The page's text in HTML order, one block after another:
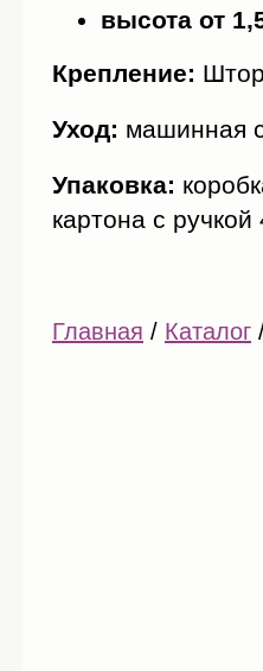
высота от
Крепление:
Уход: машинная
Упаковка:
картона с
Главная / Каталог